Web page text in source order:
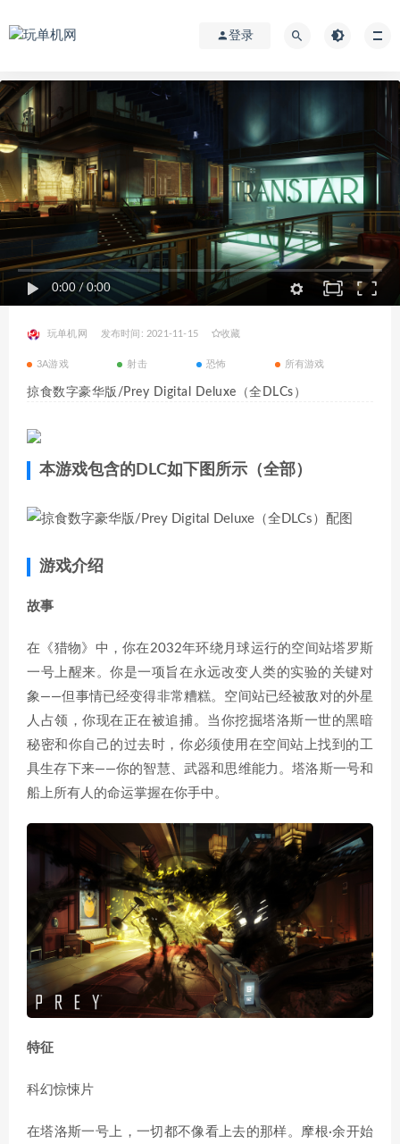
登录
0:00 / 0:00
玩单机网 发布时间: 2021-11-15 收藏
3A游戏 射击 恐怖 所有游戏
掠食数字豪华版/Prey Digital Deluxe（全DLCs）
本游戏包含的DLC如下图所示（全部）
游戏介绍
故事
在《猎物》中，你在2032年环绕月球运行的空间站塔罗斯
一号上醒来。你是一项旨在永远改变人类的实验的关键对
象——但事情已经变得非常糟糕。空间站已经被敌对的外星
人占领，你现在正在被追捕。当你挖掘塔洛斯一世的黑暗
秘密和你自己的过去时，你必须使用在空间站上找到的工
具生存下来——你的智慧、武器和思维能力。塔洛斯一号和
船上所有人的命运掌握在你手中。
特征
科幻惊悚片
在塔洛斯一号上，一切都不像看上去的那样。摩根·余开始